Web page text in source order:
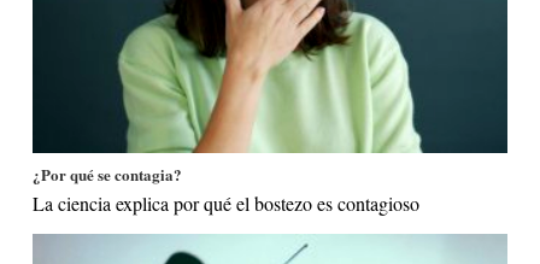
¿Por qué se contagia?
La ciencia explica por qué el bostezo es contagioso